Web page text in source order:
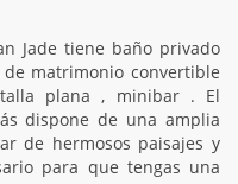
Jade tiene baño privado
matrimonio convertible
plana , minibar . El
dispone de una amplia
de hermosos paisajes y
para que tengas una